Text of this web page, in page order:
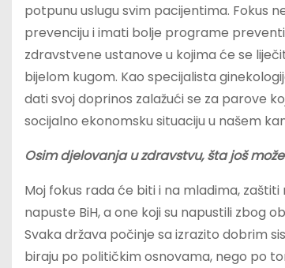
potpunu uslugu svim pacijentima. Fokus
prevenciju i imati bolje programe
zdravstvene ustanove u kojima će se
bijelom kugom. Kao specijalista
dati svoj doprinos zalažući se za parove
socijalno ekonomsku situaciju u našem
Osim djelovanja u zdravstvu, šta još
Moj fokus rada će biti i na mladima,
napuste BiH, a one koji su napustili zbog
Svaka država počinje sa izrazito dobrim
biraju po političkim osnovama, nego po